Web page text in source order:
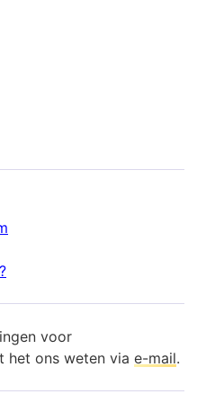
voor
het ons weten via e-mail.